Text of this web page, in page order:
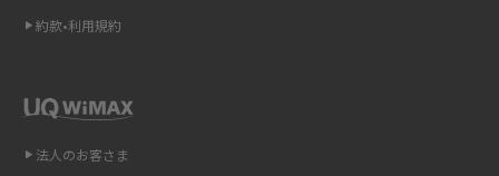
リプライ機能とは？LINE、X（旧Twitter）、Instagram、TikTokで送る方法
インスタのDMの送り方は？便利機能の使い方や注意点をわかりやすく解説
Bluetooth®とは？Wi-Fiとの違いやスマホ・PCとの接続方法を解説
約款•利用規約
法人のお客さま